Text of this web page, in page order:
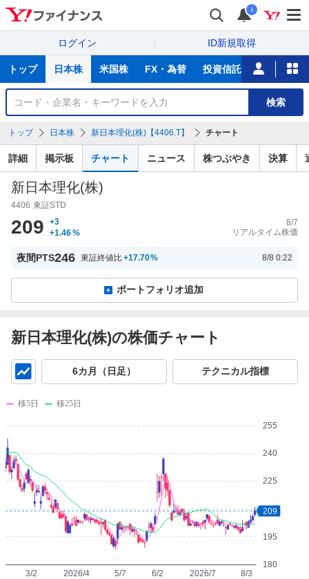
i
ログイン ID新規取得
サ
トップ 日本株 米国株 FX・為替 投資信託 ニュース
銘
検
索
検索
トップ 日本株 新日本理化(株)【4406.T】 チャート
詳細 掲示板 チャート ニュース 株つぶやき 決算
新日本理化(株)
4406 東証STD
209
+3
+1.46%
8/7
リアルタイム株価
夜間PTS246 東証終値比+17.70% 8/8 0:22
ポートフォリオ追加
新日本理化(株)の株価チャート
6カ月（日足） テクニカル指標
180
195
210
225
240
255
2026/4 2026/7
3/2 5/7 6/2 8/3
209
移5日 移25日